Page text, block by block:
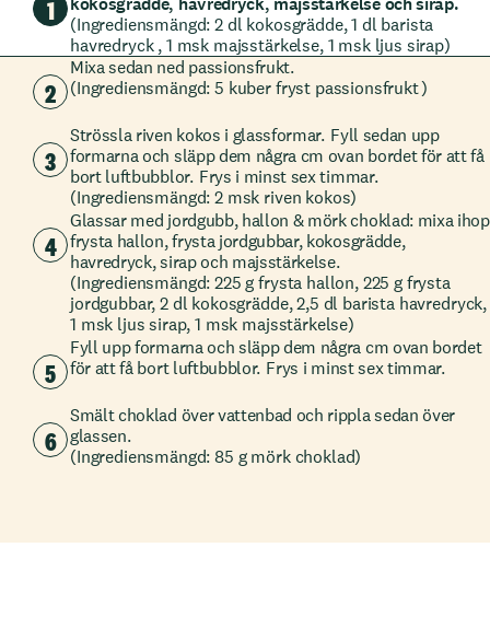
1
(Ingrediensmängd: 2 dl kokosgrädde, 1 dl barista
havredryck , 1 msk majsstärkelse, 1 msk ljus sirap)
2
Mixa sedan ned passionsfrukt.
(Ingrediensmängd: 5 kuber fryst passionsfrukt )
3
Strössla riven kokos i glassformar. Fyll sedan upp
formarna och släpp dem några cm ovan bordet för att få
bort luftbubblor. Frys i minst sex timmar.
(Ingrediensmängd: 2 msk riven kokos)
4
Glassar med jordgubb, hallon & mörk choklad: mixa ihop
frysta hallon, frysta jordgubbar, kokosgrädde,
havredryck, sirap och majsstärkelse.
(Ingrediensmängd: 225 g frysta hallon, 225 g frysta
jordgubbar, 2 dl kokosgrädde, 2,5 dl barista havredryck,
1 msk ljus sirap, 1 msk majsstärkelse)
5
Fyll upp formarna och släpp dem några cm ovan bordet
för att få bort luftbubblor. Frys i minst sex timmar.
6
Smält choklad över vattenbad och rippla sedan över
glassen.
(Ingrediensmängd: 85 g mörk choklad)